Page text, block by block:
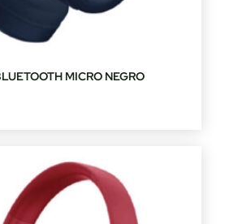
MICRO NEGRO